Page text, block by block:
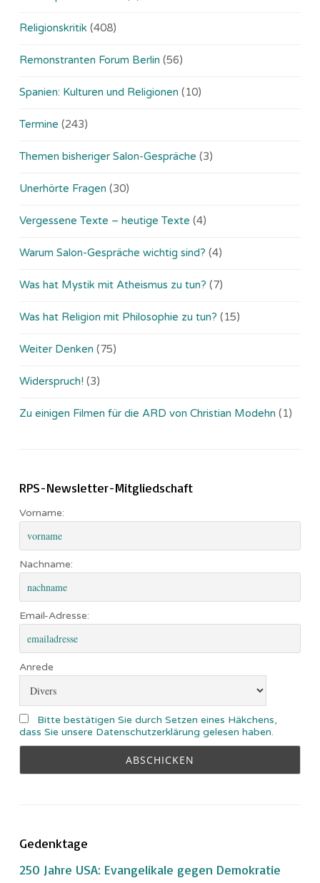
Religionskritik (408)
Remonstranten Forum Berlin (56)
Spanien: Kulturen und Religionen (10)
Termine (243)
Themen bisheriger Salon-Gespräche (3)
Unerhörte Fragen (30)
Vergessene Texte – heutige Texte (4)
Warum Salon-Gespräche wichtig sind? (4)
Was hat Mystik mit Atheismus zu tun? (7)
Was hat Religion mit Philosophie zu tun? (15)
Weiter Denken (75)
Widerspruch! (3)
Zu einigen Filmen für die ARD von Christian Modehn (1)
RPS-Newsletter-Mitgliedschaft
Vorname:
Nachname:
Email-Adresse:
Anrede
Bitte bestätigen Sie durch Setzen eines Häkchens,
dass Sie unsere Datenschutzerklärung gelesen haben.
Gedenktage
250 Jahre USA: Evangelikale gegen Demokratie